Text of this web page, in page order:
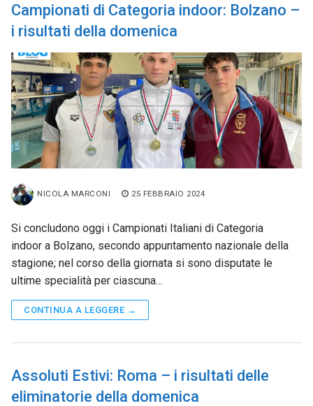
Campionati di Categoria indoor: Bolzano –
i risultati della domenica
NICOLA MARCONI 25 FEBBRAIO 2024
Si concludono oggi i Campionati Italiani di Categoria
indoor a Bolzano, secondo appuntamento nazionale della
stagione; nel corso della giornata si sono disputate le
ultime specialità per ciascuna…
CONTINUA A LEGGERE →
Assoluti Estivi: Roma – i risultati delle
eliminatorie della domenica